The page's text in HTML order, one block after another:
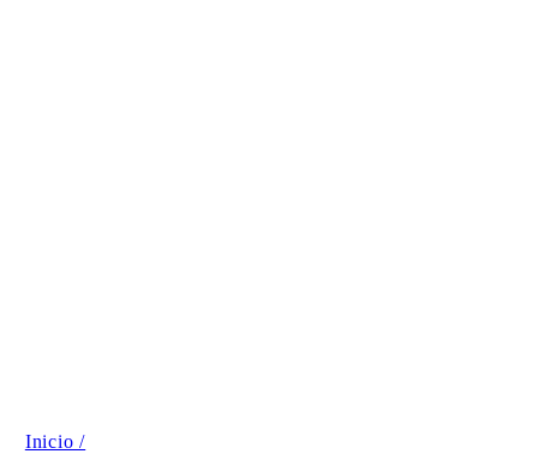
Inicio /